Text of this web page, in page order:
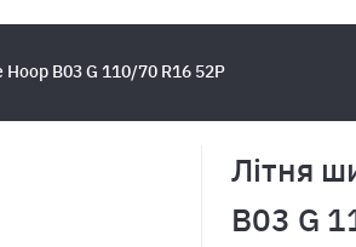
B03 G 110/70 R16 52P
Літня
B03 G